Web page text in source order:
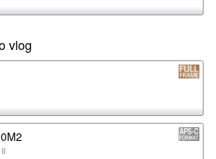
vlog